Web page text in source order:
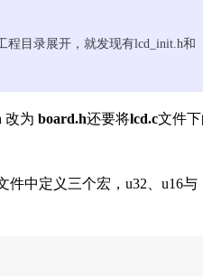
程目录展开，就发现有lcd_init.h和
改为 board.h还要将lcd.c文件
件中定义三个宏，u32、u16与